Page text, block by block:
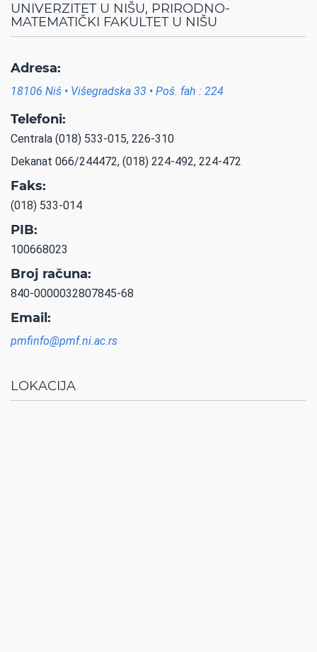
UNIVERZITET U NIŠU, PRIRODNO-
MATEMATIČKI FAKULTET U NIŠU
Adresa:
18106 Niš • Višegradska 33 • Poš. fah : 224
Telefoni:
Centrala (018) 533-015, 226-310
Dekanat 066/244472, (018) 224-492, 224-472
Faks:
(018) 533-014
PIB:
100668023
Broj računa:
840-0000032807845-68
Email:
pmfinfo@pmf.ni.ac.rs
LOKACIJA